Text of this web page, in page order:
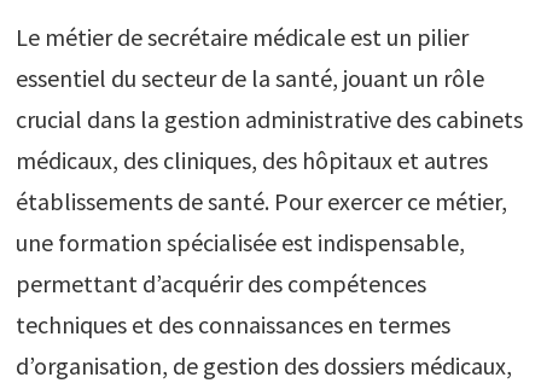
Le métier de secrétaire médicale est un pilier
essentiel du secteur de la santé, jouant un rôle
crucial dans la gestion administrative des cabinets
médicaux, des cliniques, des hôpitaux et autres
établissements de santé. Pour exercer ce métier,
une formation spécialisée est indispensable,
permettant d’acquérir des compétences
techniques et des connaissances en termes
d’organisation, de gestion des dossiers médicaux,